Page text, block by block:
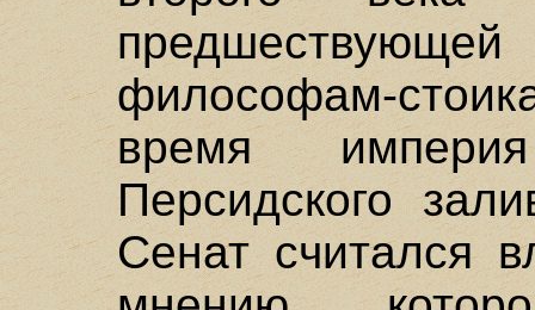
философам-
время
Персидского
Сенат считался